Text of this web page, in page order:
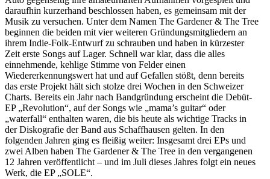
daraufhin kurzerhand beschlossen haben, es gemeinsam mit der
Musik zu versuchen. Unter dem Namen The Gardener & The Tree
beginnen die beiden mit vier weiteren Gründungsmitgliedern an
ihrem Indie-Folk-Entwurf zu schrauben und haben in kürzester
Zeit erste Songs auf Lager. Schnell war klar, dass die alles
einnehmende, kehlige Stimme von Felder einen
Wiedererkennungswert hat und auf Gefallen stößt, denn bereits
das erste Projekt hält sich stolze drei Wochen in den Schweizer
Charts. Bereits ein Jahr nach Bandgründung erscheint die Debüt-
EP „Revolution“, auf der Songs wie „mama’s guitar“ oder
„waterfall“ enthalten waren, die bis heute als wichtige Tracks in
der Diskografie der Band aus Schaffhausen gelten. In den
folgenden Jahren ging es fleißig weiter: Insgesamt drei EPs und
zwei Alben haben The Gardener & The Tree in den vergangenen
12 Jahren veröffentlicht – und im Juli dieses Jahres folgt ein neues
Werk, die EP „SOLE“.